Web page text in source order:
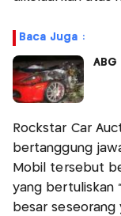
Baca Juga :
Rockstar Car
bertanggung
Mobil tersebut
yang bertuliskan
besar